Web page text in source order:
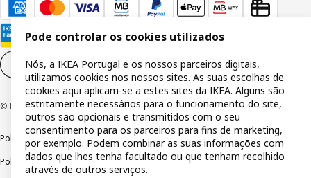
Definições de cookies PT
© Inter IKEA Systems B.V 1999-2026
Política de privacidadePolítica de cookies
Termos de utilização
Política de divulgação responsávelLivro de reclamações
Pode controlar os cookies utilizados
Nós, a IKEA Portugal e os nossos parceiros digitais,
utilizamos cookies nos nossos sites. As suas escolhas de
cookies aqui aplicam-se a estes sites da IKEA. Alguns são
estritamente necessários para o funcionamento do site,
outros são opcionais e transmitidos com o seu
consentimento para os parceiros para fins de marketing,
por exemplo. Podem combinar as suas informações com
dados que lhes tenha facultado ou que tenham recolhido
através de outros serviços.